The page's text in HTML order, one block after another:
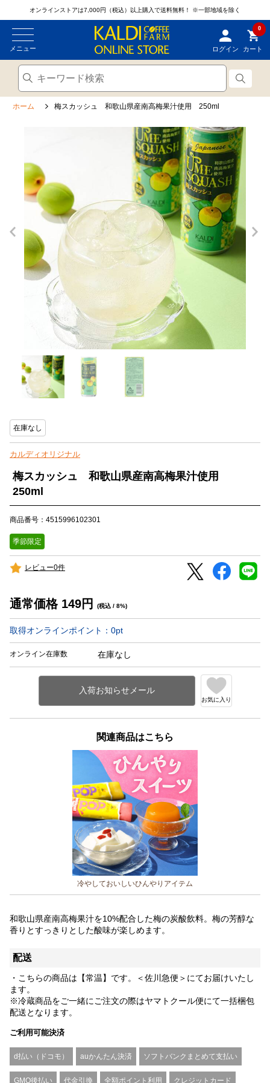
オンラインストアは7,000円（税込）以上購入で送料無料！ ※一部地域を除く
メニュー ログイン
0
カート
ホーム 梅スカッシュ 和歌山県産南高梅果汁使用 250ml
在庫なし
カルディオリジナル
梅スカッシュ 和歌山県産南高梅果汁使用
250ml
商品番号：4515996102301
季節限定
レビュー0件
通常価格 149円 (税込 / 8%)
取得オンラインポイント： 0pt
オンライン在庫数 在庫なし
お気に入り
関連商品はこちら
冷やしておいしいひんやりアイテム
和歌山県産南高梅果汁を10%配合した梅の炭酸飲料。梅の芳醇な
香りとすっきりとした酸味が楽しめます。
配送
・こちらの商品は【常温】です。＜佐川急便＞にてお届けいたし
ます。
※冷蔵商品をご一緒にご注文の際はヤマトクール便にて一括梱包
配送となります。
ご利用可能決済
d払い（ドコモ） auかんたん決済 ソフトバンクまとめて支払い
GMO後払い 代金引換 全額ポイント利用 クレジットカード